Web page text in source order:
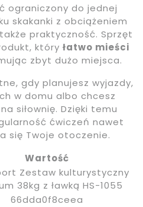
ograniczony do jednej
skakanki z obciążeniem
praktyczność. Sprzęt
który łatwo mieści
zbyt dużo miejsca.
gdy planujesz wyjazdy,
w domu albo chcesz
siłownię. Dzięki temu
ćwiczeń nawet
się Twoje otoczenie.
Wartość
Zestaw kulturystyczny
38kg z ławką HS-1055
66dda0f8ceea